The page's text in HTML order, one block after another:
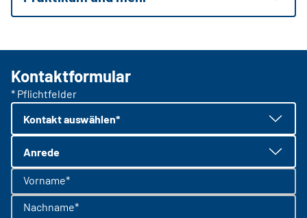
Kontaktformular
* Pflichtfelder
Kontakt auswählen*
Anrede
Vorname*
Nachname*